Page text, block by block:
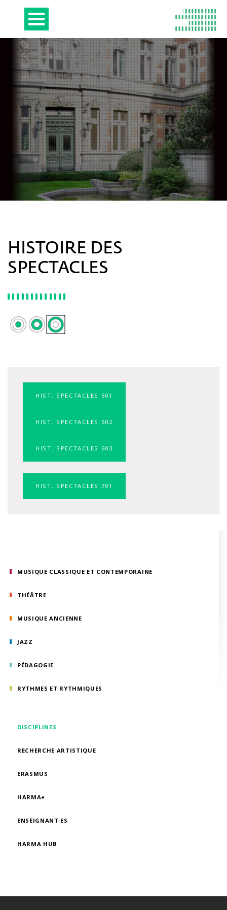
MUSIQUE CLASSIQUE ET CONTEMPORAINE
THÉÂTRE
MUSIQUE ANCIENNE
JAZZ
PÉDAGOGIE
RYTHMES ET RYTHMIQUES
DISCIPLINES
RECHERCHE ARTISTIQUE
ERASMUS
HARMA+
ENSEIGNANT·ES
HARMA HUB
HISTOIRE DES
SPECTACLES
HIST. SPECTACLES 601
HIST. SPECTACLES 602
HIST. SPECTACLES 603
HIST. SPECTACLES 701